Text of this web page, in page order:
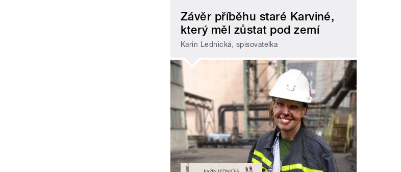
Závěr příběhu staré Karviné,
který měl zůstat pod zemí
Karin Lednická, spisovatelka